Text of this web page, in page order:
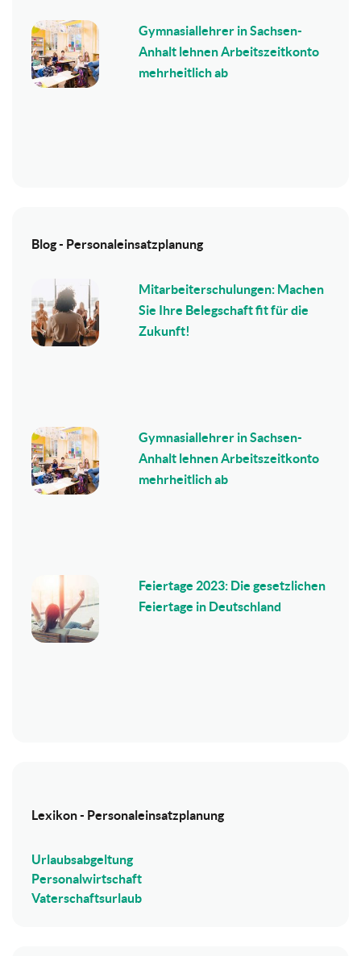
Gymnasiallehrer in Sachsen-
Anhalt lehnen Arbeitszeitkonto
mehrheitlich ab
Blog - Personaleinsatzplanung
Mitarbeiterschulungen: Machen
Sie Ihre Belegschaft fit für die
Zukunft!
Gymnasiallehrer in Sachsen-
Anhalt lehnen Arbeitszeitkonto
mehrheitlich ab
Feiertage 2023: Die gesetzlichen
Feiertage in Deutschland
Lexikon - Personaleinsatzplanung
Urlaubsabgeltung
Personalwirtschaft
Vaterschaftsurlaub